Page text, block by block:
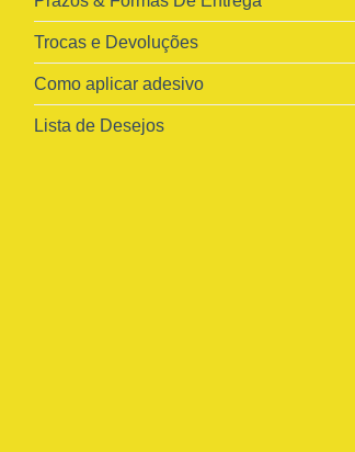
Trocas e Devoluções
Como aplicar adesivo
Lista de Desejos